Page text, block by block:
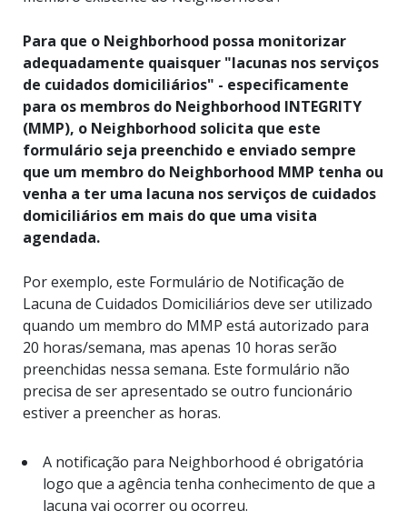
Para que o Neighborhood possa monitorizar
adequadamente quaisquer "lacunas nos serviços
de cuidados domiciliários" - especificamente
para os membros do Neighborhood INTEGRITY
(MMP), o Neighborhood solicita que este
formulário seja preenchido e enviado sempre
que um membro do Neighborhood MMP tenha ou
venha a ter uma lacuna nos serviços de cuidados
domiciliários em mais do que uma visita
agendada.
Por exemplo, este Formulário de Notificação de
Lacuna de Cuidados Domiciliários deve ser utilizado
quando um membro do MMP está autorizado para
20 horas/semana, mas apenas 10 horas serão
preenchidas nessa semana. Este formulário não
precisa de ser apresentado se outro funcionário
estiver a preencher as horas.
A notificação para Neighborhood é obrigatória
logo que a agência tenha conhecimento de que a
lacuna vai ocorrer ou ocorreu.